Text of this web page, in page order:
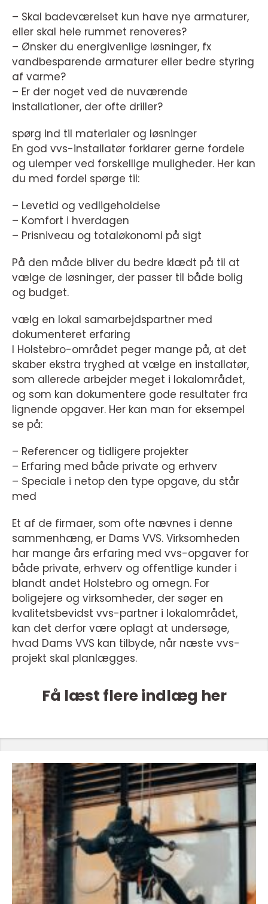
– Skal badeværelset kun have nye armaturer,
eller skal hele rummet renoveres?
– Ønsker du energivenlige løsninger, fx
vandbesparende armaturer eller bedre styring
af varme?
– Er der noget ved de nuværende
installationer, der ofte driller?
spørg ind til materialer og løsninger
En god vvs-installatør forklarer gerne fordele
og ulemper ved forskellige muligheder. Her kan
du med fordel spørge til:
– Levetid og vedligeholdelse
– Komfort i hverdagen
– Prisniveau og totaløkonomi på sigt
På den måde bliver du bedre klædt på til at
vælge de løsninger, der passer til både bolig
og budget.
vælg en lokal samarbejdspartner med
dokumenteret erfaring
I Holstebro-området peger mange på, at det
skaber ekstra tryghed at vælge en installatør,
som allerede arbejder meget i lokalområdet,
og som kan dokumentere gode resultater fra
lignende opgaver. Her kan man for eksempel
se på:
– Referencer og tidligere projekter
– Erfaring med både private og erhverv
– Speciale i netop den type opgave, du står
med
Et af de firmaer, som ofte nævnes i denne
sammenhæng, er Dams VVS. Virksomheden
har mange års erfaring med vvs-opgaver for
både private, erhverv og offentlige kunder i
blandt andet Holstebro og omegn. For
boligejere og virksomheder, der søger en
kvalitetsbevidst vvs-partner i lokalområdet,
kan det derfor være oplagt at undersøge,
hvad Dams VVS kan tilbyde, når næste vvs-
projekt skal planlægges.
Få læst flere indlæg her